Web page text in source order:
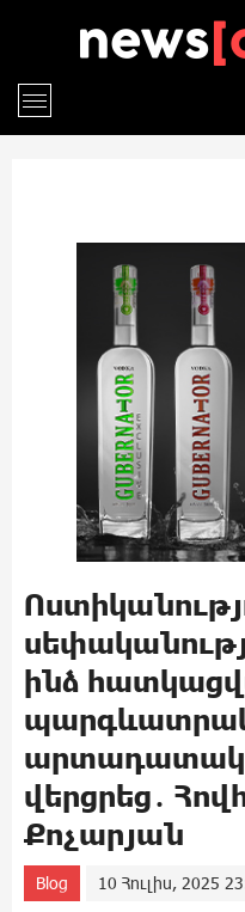
ինձ
վերցրեց․
Քոչարյան
Blog 10 Հուլիս, 2025